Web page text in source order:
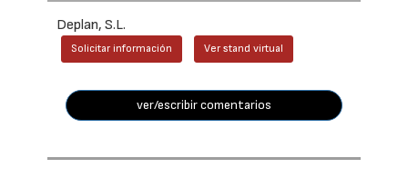
Deplan, S.L.
Solicitar información Ver stand virtual
ver/escribir comentarios